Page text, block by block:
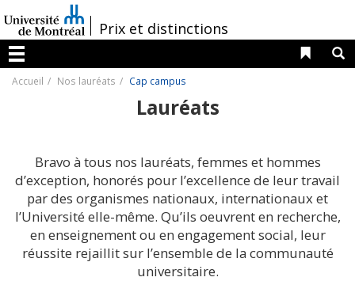
au
contenu
/Prix et distinctions
Menu
Liens
Accueil Nos lauréats Cap campus
Lauréats
Bravo à tous nos lauréats, femmes et hommes
d’exception, honorés pour l’excellence de leur travail
par des organismes nationaux, internationaux et
l’Université elle-même. Qu’ils oeuvrent en recherche,
en enseignement ou en engagement social, leur
réussite rejaillit sur l’ensemble de la communauté
universitaire.